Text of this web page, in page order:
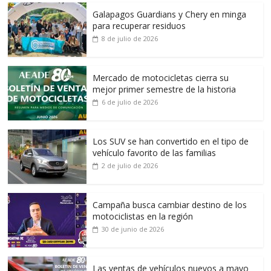
Galapagos Guardians y Chery en minga
para recuperar residuos
8 de julio de 2026
Mercado de motocicletas cierra su
mejor primer semestre de la historia
6 de julio de 2026
Los SUV se han convertido en el tipo de
vehículo favorito de las familias
2 de julio de 2026
Campaña busca cambiar destino de los
motociclistas en la región
30 de junio de 2026
Las ventas de vehículos nuevos a mayo